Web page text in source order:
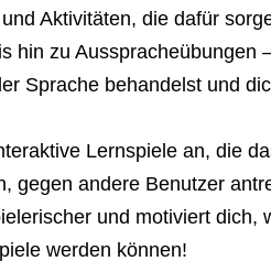
Aktivitäten, die dafür
hin zu Ausspracheübungen
Sprache behandelst und
Lernspiele an, die
gegen andere Benutzer
und motiviert dich,
werden können!